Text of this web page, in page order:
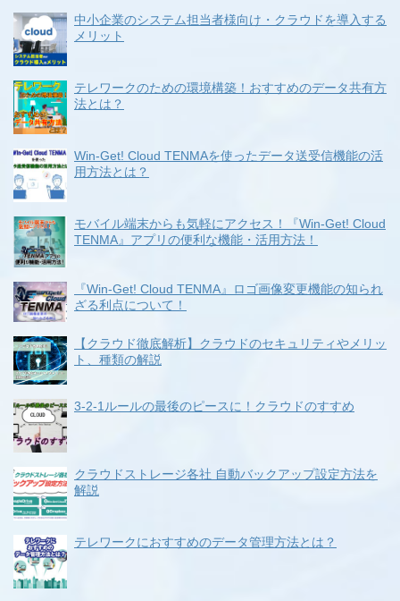
中小企業のシステム担当者様向け・クラウドを導入する
メリット
テレワークのための環境構築！おすすめのデータ共有方
法とは？
Win-Get! Cloud TENMAを使ったデータ送受信機能の活
用方法とは？
モバイル端末からも気軽にアクセス！『Win-Get! Cloud
TENMA』アプリの便利な機能・活用方法！
『Win-Get! Cloud TENMA』ロゴ画像変更機能の知られ
ざる利点について！
【クラウド徹底解析】クラウドのセキュリティやメリッ
ト、種類の解説
3-2-1ルールの最後のピースに！クラウドのすすめ
クラウドストレージ各社 自動バックアップ設定方法を
解説
テレワークにおすすめのデータ管理方法とは？